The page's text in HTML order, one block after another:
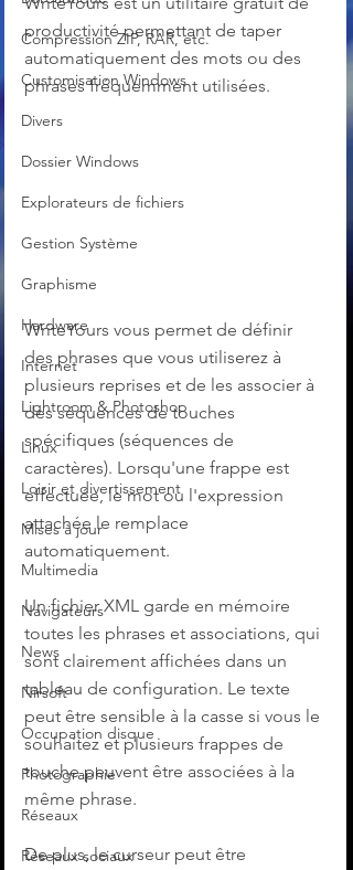
Compression ZIP, RAR, etc.
Customisation Windows
Divers
Dossier Windows
Explorateurs de fichiers
Gestion Système
Graphisme
Hardware
Internet
Lightroom & Photoshop
Linux
Loisir et divertissement
Mises à jour
Multimedia
Navigateurs
News
Nirsoft
Occupation disque
Photographie
Réseaux
Réseaux sociaux
productivité permettant de taper
automatiquement des mots ou des
phrases fréquemment utilisées.
WriteYours vous permet de définir
des phrases que vous utiliserez à
plusieurs reprises et de les associer à
des séquences de touches
spécifiques (séquences de
caractères). Lorsqu'une frappe est
effectuée, le mot ou l'expression
attachée le remplace
automatiquement.
Un fichier XML garde en mémoire
toutes les phrases et associations, qui
sont clairement affichées dans un
tableau de configuration. Le texte
peut être sensible à la casse si vous le
souhaitez et plusieurs frappes de
touche peuvent être associées à la
même phrase.
De plus, le curseur peut être